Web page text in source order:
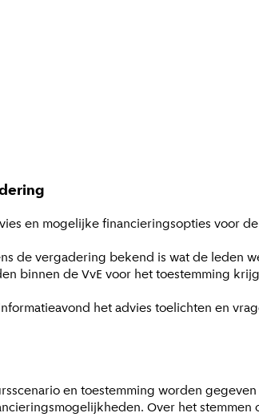
en mogelijke financieringsopties voor
de vergadering bekend is wat de leden
binnen de VvE voor het toestemming
het advies toelichten en
en toestemming worden
Over het